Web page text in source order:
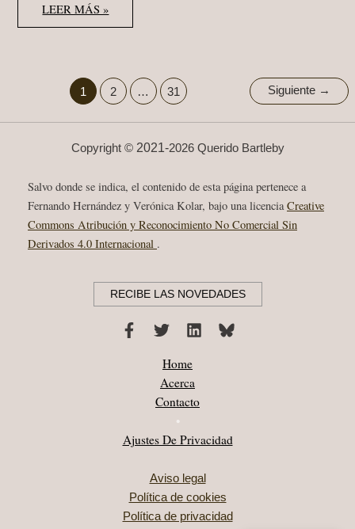
ADAM
ROSS
–
APATHY:
REFLEXIÓN
LUMINOSA
SOBRE
APATÍA
CONTEMPORÁNEA
DE
2026
LEER MÁS »
1 2 … 31 Siguiente →
Copyright © 2021-2026 Querido Bartleby
Salvo donde se indica, el contenido de esta página pertenece a
Fernando Hernández y Verónica Kolar, bajo una licenciaCreative
Commons Atribución y Reconocimiento No Comercial Sin
Derivados 4.0 Internacional .
RECIBE LAS NOVEDADES
Home
Acerca
Contacto
•
Ajustes De Privacidad
Aviso legal
Política de cookies
Política de privacidad